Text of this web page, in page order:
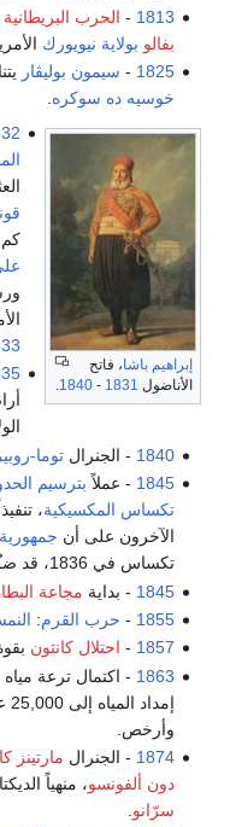
1813
- الحرب البريطانية
بفالو بولاية نيويورك
1825
- سيمون بوليڤار
خوسيه ده سوكره
إبراهيم باشا، فاتح
الأناضول 1831
-
1840
.
1840 - الجنرالتوما-
1845 - عملاً بترسيم
تكساس المكسيكية،
الآخرون على أن
تكساس في 1836، قد ضـُمـَّت
1845 - بداية مجاعة
1855
- حرب القرم:
1857
- احتلال كانتون
1863 - اكتمال ترعة
إمداد المياه إلى 25,000 عامل يحفرون
وأرخص.
1874 - الجنرال مارتينز
دون ألفونسو، منهياً
سرّانو